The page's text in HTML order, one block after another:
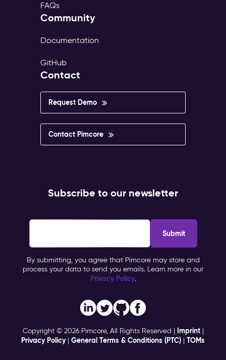
FAQs
Community
Documentation
GitHub
Contact
Request Demo
Contact Pimcore
Subscribe to our newsletter
By submitting, you agree that Pimcore may store and
process your data to send you emails. Learn more in our
Privacy Policy.
Copyright © 2026 Pimcore, All Rights Reserved | Imprint|
Privacy Policy| General Terms & Conditions (PTC) | TOMs